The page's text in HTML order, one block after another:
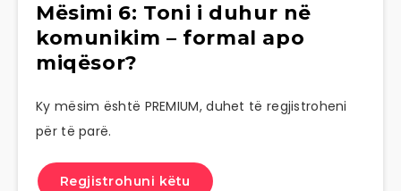
Mësimi 6: Toni i duhur në
komunikim – formal apo
miqësor?
Ky mësim është PREMIUM, duhet të regjistroheni
për të parë.
Regjistrohuni këtu